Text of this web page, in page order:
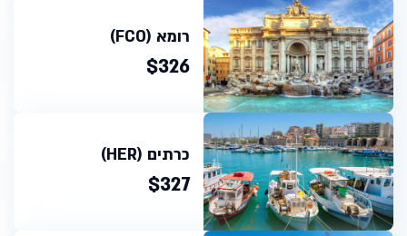
רומא (FCO)
$326
כרתים (HER)
$327